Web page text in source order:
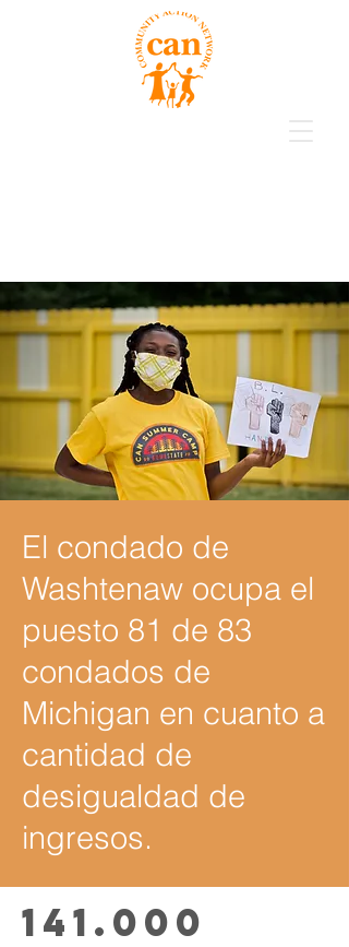
El condado de
Washtenaw ocupa el
puesto 81 de 83
condados de
Michigan en cuanto a
cantidad de
desigualdad de
ingresos.
141.000